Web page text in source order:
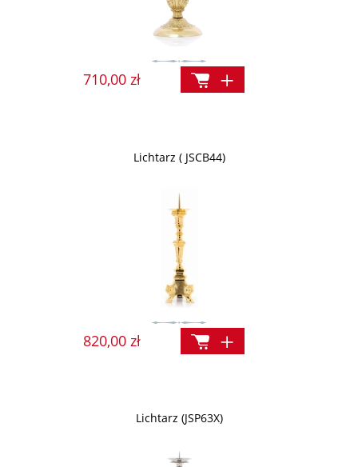
710,00 zł
Lichtarz ( JSCB44)
820,00 zł
Lichtarz (JSP63X)